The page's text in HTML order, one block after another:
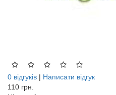
0 відгуків | Написати відгук
110 грн.